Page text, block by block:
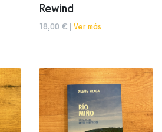
Rewind
18,00 € | Ver más